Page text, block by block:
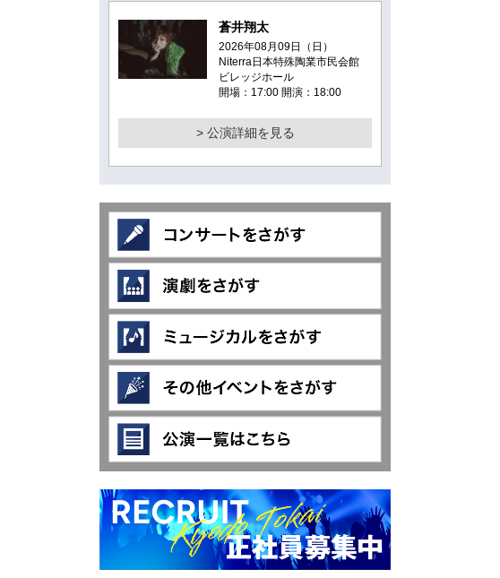
蒼井翔太
2026年08月09日（日）
Niterra日本特殊陶業市民会館
ビレッジホール
開場：17:00 開演：18:00
> 公演詳細を見る